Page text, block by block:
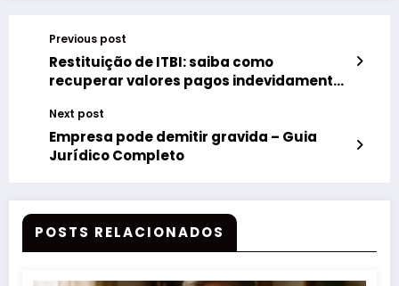
Previous post
Restituição de ITBI: saiba como
recuperar valores pagos indevidamente
Next post
Empresa pode demitir gravida – Guia
Jurídico Completo
POSTS RELACIONADOS